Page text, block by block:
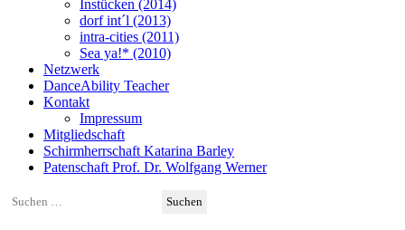
Instücken (2014)
dorf int´l (2013)
intra-cities (2011)
Sea ya!* (2010)
Netzwerk
DanceAbility Teacher
Kontakt
Impressum
Mitgliedschaft
Schirmherrschaft Katarina Barley
Patenschaft Prof. Dr. Wolfgang Werner
Suchen